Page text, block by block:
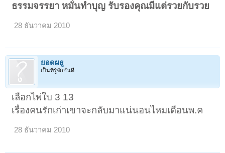
ธรรมจรรยา หมั่นทำบุญ รับรองคุณมีแต่รวยกับรวย
28 ธันวาคม 2010
ยอดผธู
เป็นที่รู้จักกันดี
เลือกไพ่ใบ 3 13
เรื่องคนรักเก่าเขาจะกลับมาแน่นอนไหมเดือนพ.ค
28 ธันวาคม 2010